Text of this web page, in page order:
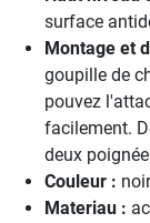
surface
Montage et
goupille de
pouvez
facilement.
deux
Couleur : noir
Materiau :